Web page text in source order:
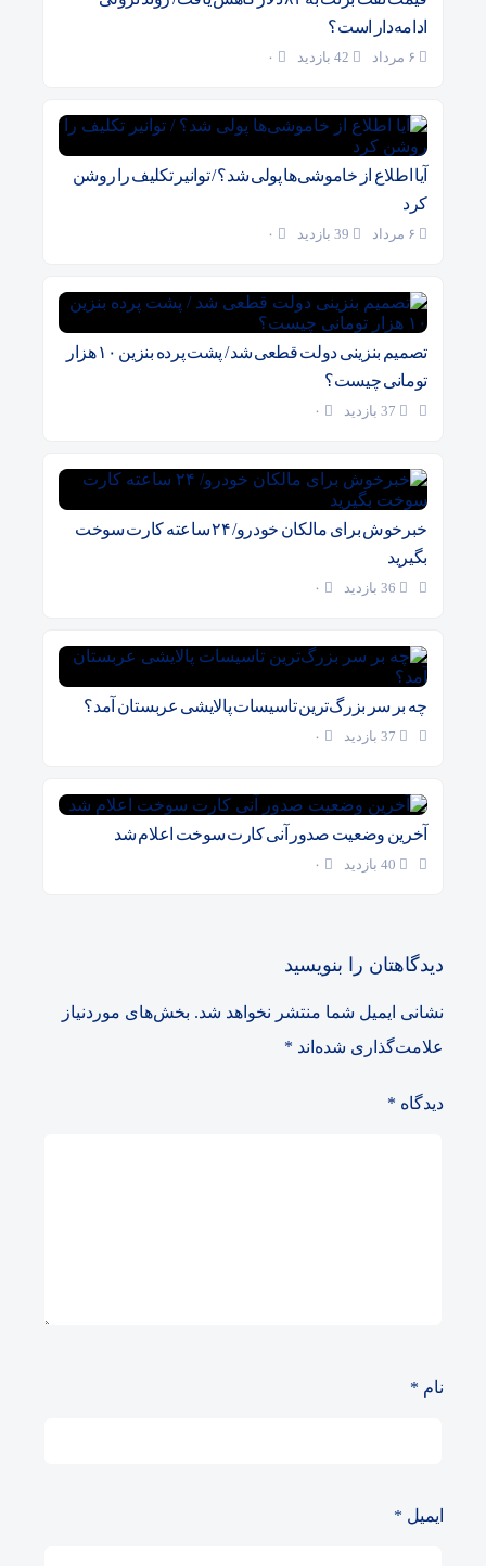
ادامه‌دار است؟
۰
آیا اطلاع از خاموشی‌ها پولی شد؟ / توانیر تکلیف را روشن
کرد
۰
تصمیم بنزینی دولت قطعی شد / پشت پرده بنزین ۱۰ هزار
تومانی چیست؟
۰
خبرخوش برای مالکان خودرو/ ۲۴ ساعته کارت سوخت
بگیرید
۰
چه بر سر بزرگ‌ترین تاسیسات پالایشی عربستان آمد؟
۰
آخرین وضعیت صدور آنی کارت سوخت اعلام شد
۰
دیدگاهتان را بنویسید
نشانی ایمیل شما منتشر نخواهد شد. بخش‌های موردنیاز
علامت‌گذاری شده‌اند *
دیدگاه *
نام *
ایمیل *